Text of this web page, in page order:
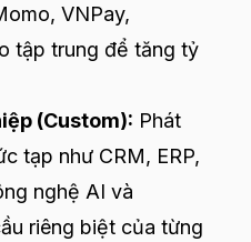
VNPay,
tập trung để tăng tỷ
(Custom): Phát
tạp như CRM, ERP,
nghệ AI và
riêng biệt của từng